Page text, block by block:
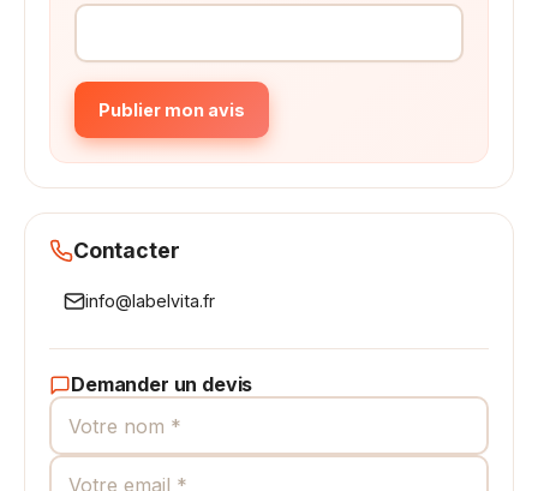
Publier mon avis
Contacter
info@labelvita.fr
Demander un devis